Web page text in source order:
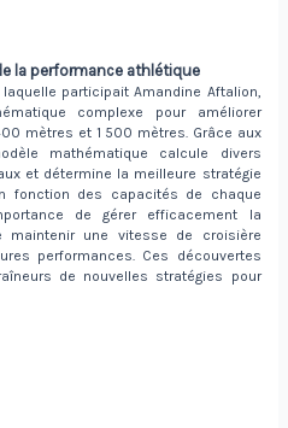
la performance athlétique
participait Amandine Aftalion,
complexe pour améliorer
mètres et 1 500 mètres. Grâce aux
mathématique calcule divers
et détermine la meilleure stratégie
fonction des capacités de chaque
de gérer efficacement la
maintenir une vitesse de croisière
performances. Ces découvertes
de nouvelles stratégies pour